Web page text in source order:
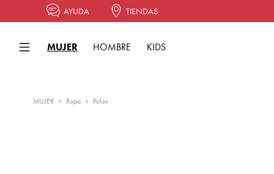
AYUDA TIENDAS
MUJER HOMBRE KIDS
MUJER Ropa Polos